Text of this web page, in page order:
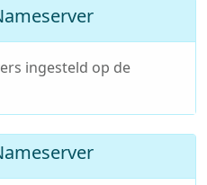
ingesteld op de